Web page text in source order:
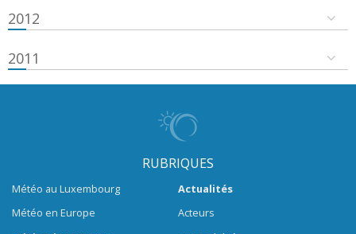
2012
2011
RUBRIQUES
Météo au Luxembourg
Météo en Europe
Actualités
Acteurs